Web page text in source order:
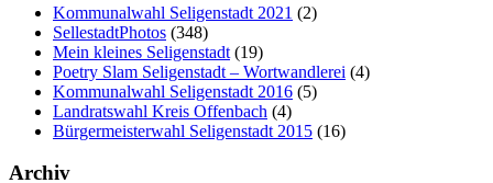
Kommunalwahl Seligenstadt 2021 (2)
SellestadtPhotos (348)
Mein kleines Seligenstadt (19)
Poetry Slam Seligenstadt – Wortwandlerei (4)
Kommunalwahl Seligenstadt 2016 (5)
Landratswahl Kreis Offenbach (4)
Bürgermeisterwahl Seligenstadt 2015 (16)
Archiv